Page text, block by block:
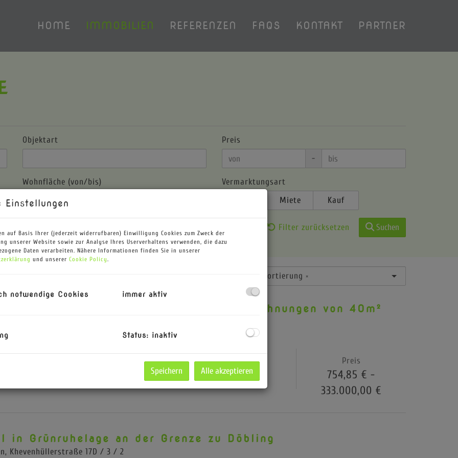
HOME IMMOBILIEN REFERENZEN FAQS KONTAKT PARTNER
Objektart
Preis
-
Wohnfläche (von/bis)
Vermarktungsart
Miete Kauf
Filter zurücksetzen Suchen
Standardsortierung ×
| 28 top moderne Neubauwohnungen von 40m²
Neustadt , Schulgartengasse 20
Flächen
33,34 m² - 49,67 m²
Zimmer
1 - 2
Preis
754,85 € -
333.000,00 €
in Grünruhelage an der Grenze zu Döbling
, Khevenhüllerstraße 17D / 3 / 2
Einstellungen
auf Basis Ihrer (jederzeit widerrufbaren) Einwilligung Cookies zum Zweck der
unserer Website sowie zur Analyse Ihres Userverhaltens verwenden, die dazu
Daten verarbeiten. Nähere Informationen finden Sie in unserer
und unserer Cookie Policy.
notwendige Cookies immer aktiv
Status: inaktiv
Speichern Alle akzeptieren